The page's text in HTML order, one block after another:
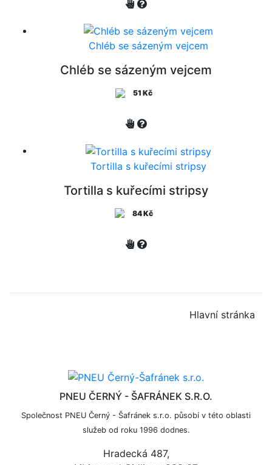
Chléb se sázeným vejcem
Chléb se sázeným vejcem
51 Kč
Tortilla s kuřecími stripsy
Tortilla s kuřecími stripsy
84 Kč
Hlavní stránka
PNEU ČERNÝ - ŠAFRÁNEK S.R.O.
Společnost PNEU Černý - Šafránek s.r.o. působí v této oblasti
služeb od roku 1996 dodnes.
Hradecká 487,